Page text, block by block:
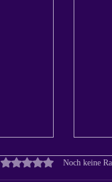
Wie
Mit 0 von 5 Sternen
Noch keine